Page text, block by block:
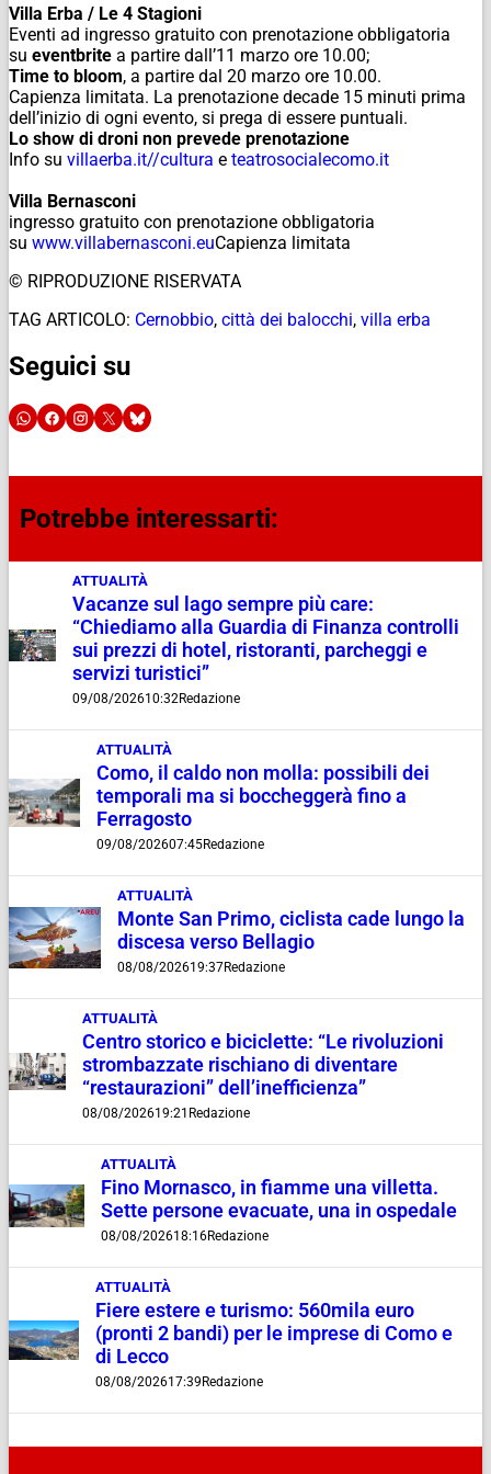
Villa Erba / Le 4 Stagioni
Eventi ad ingresso gratuito con prenotazione obbligatoria
su eventbrite a partire dall’11 marzo ore 10.00;
Time to bloom, a partire dal 20 marzo ore 10.00.
Capienza limitata. La prenotazione decade 15 minuti prima
dell’inizio di ogni evento, si prega di essere puntuali.
Lo show di droni non prevede prenotazione
Info su villaerba.it//cultura e teatrosocialecomo.it
Villa Bernasconi
ingresso gratuito con prenotazione obbligatoria
su www.villabernasconi.euCapienza limitata
© RIPRODUZIONE RISERVATA
TAG ARTICOLO: Cernobbio, città dei balocchi, villa erba
Seguici su
Potrebbe interessarti:
ATTUALITÀ
Vacanze sul lago sempre più care:
“Chiediamo alla Guardia di Finanza controlli
sui prezzi di hotel, ristoranti, parcheggi e
servizi turistici”
09/08/202610:32Redazione
ATTUALITÀ
Como, il caldo non molla: possibili dei
temporali ma si boccheggerà fino a
Ferragosto
09/08/202607:45Redazione
ATTUALITÀ
Monte San Primo, ciclista cade lungo la
discesa verso Bellagio
08/08/202619:37Redazione
ATTUALITÀ
Centro storico e biciclette: “Le rivoluzioni
strombazzate rischiano di diventare
“restaurazioni” dell’inefficienza”
08/08/202619:21 Redazione
ATTUALITÀ
Fino Mornasco, in fiamme una villetta.
Sette persone evacuate, una in ospedale
08/08/202618:16Redazione
ATTUALITÀ
Fiere estere e turismo: 560mila euro
(pronti 2 bandi) per le imprese di Como e
di Lecco
08/08/202617:39 Redazione